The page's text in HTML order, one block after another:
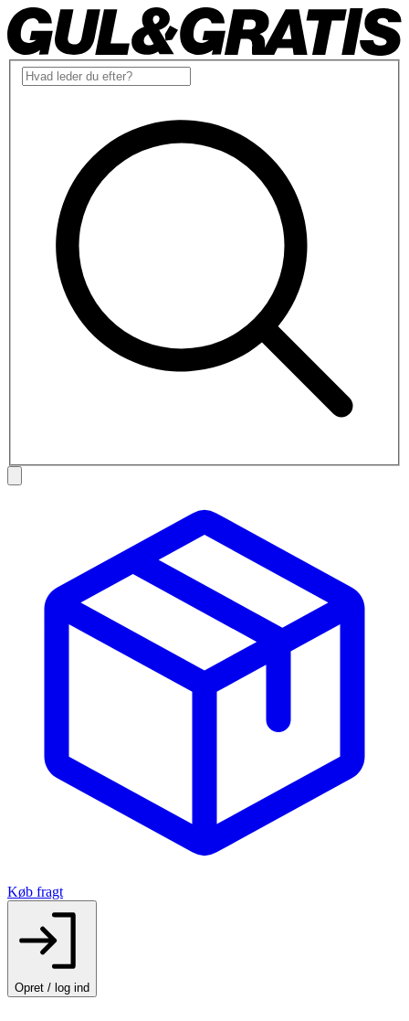
Køb fragt
Opret / log ind